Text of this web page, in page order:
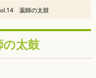
薬師の太鼓
太鼓